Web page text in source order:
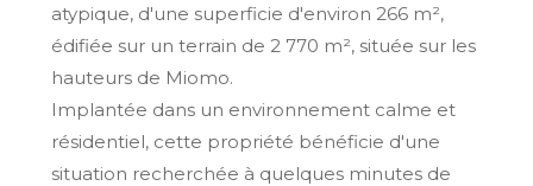
atypique, d'une superficie d'environ 266 m²,
édifiée sur un terrain de 2 770 m², située sur les
hauteurs de Miomo.
Implantée dans un environnement calme et
résidentiel, cette propriété bénéficie d'une
situation recherchée à quelques minutes de